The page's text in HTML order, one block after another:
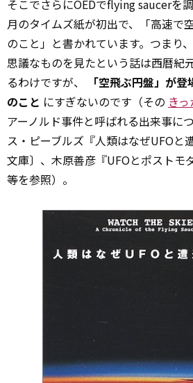
そこでさらにOEDでflying saucerを
月のタイムズ紙が初出で、「高速で
のこと」と書かれています。つまり
思議なものを見たという話は西暦紀
るわけですが、
「空飛ぶ円盤」が
のこと にすぎないのです（その き
アーノルド事件と呼ばれる出来事に
ス・ピーブルズ『人類はなぜUFOと
文庫〕、木原善彦『UFOとポストモ
等を参照）。